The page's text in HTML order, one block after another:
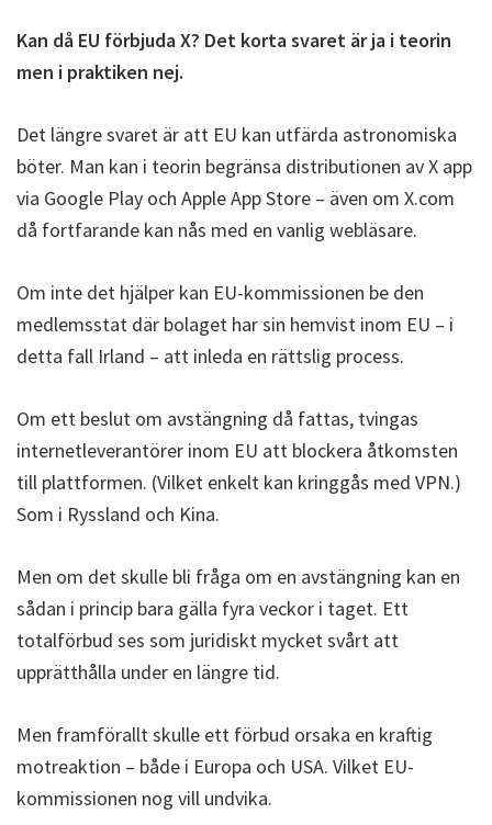
Kan då EU förbjuda X? Det korta svaret är ja i teorin
men i praktiken nej.
Det längre svaret är att EU kan utfärda astronomiska
böter. Man kan i teorin begränsa distributionen av X app
via Google Play och Apple App Store – även om X.com
då fortfarande kan nås med en vanlig webläsare.
Om inte det hjälper kan EU-kommissionen be den
medlemsstat där bolaget har sin hemvist inom EU – i
detta fall Irland – att inleda en rättslig process.
Om ett beslut om avstängning då fattas, tvingas
internetleverantörer inom EU att blockera åtkomsten
till plattformen. (Vilket enkelt kan kringgås med VPN.)
Som i Ryssland och Kina.
Men om det skulle bli fråga om en avstängning kan en
sådan i princip bara gälla fyra veckor i taget. Ett
totalförbud ses som juridiskt mycket svårt att
upprätthålla under en längre tid.
Men framförallt skulle ett förbud orsaka en kraftig
motreaktion – både i Europa och USA. Vilket EU-
kommissionen nog vill undvika.